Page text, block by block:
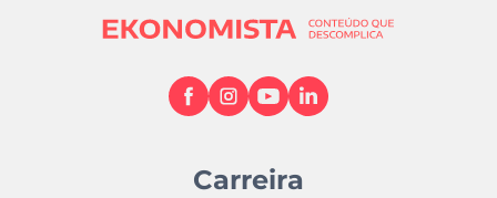
Carreira